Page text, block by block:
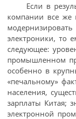
Если в
компании все же
электроники, то
следующее:
промышленном
особенно в
«печальному»
населения,
зарплаты Китая;
электронной